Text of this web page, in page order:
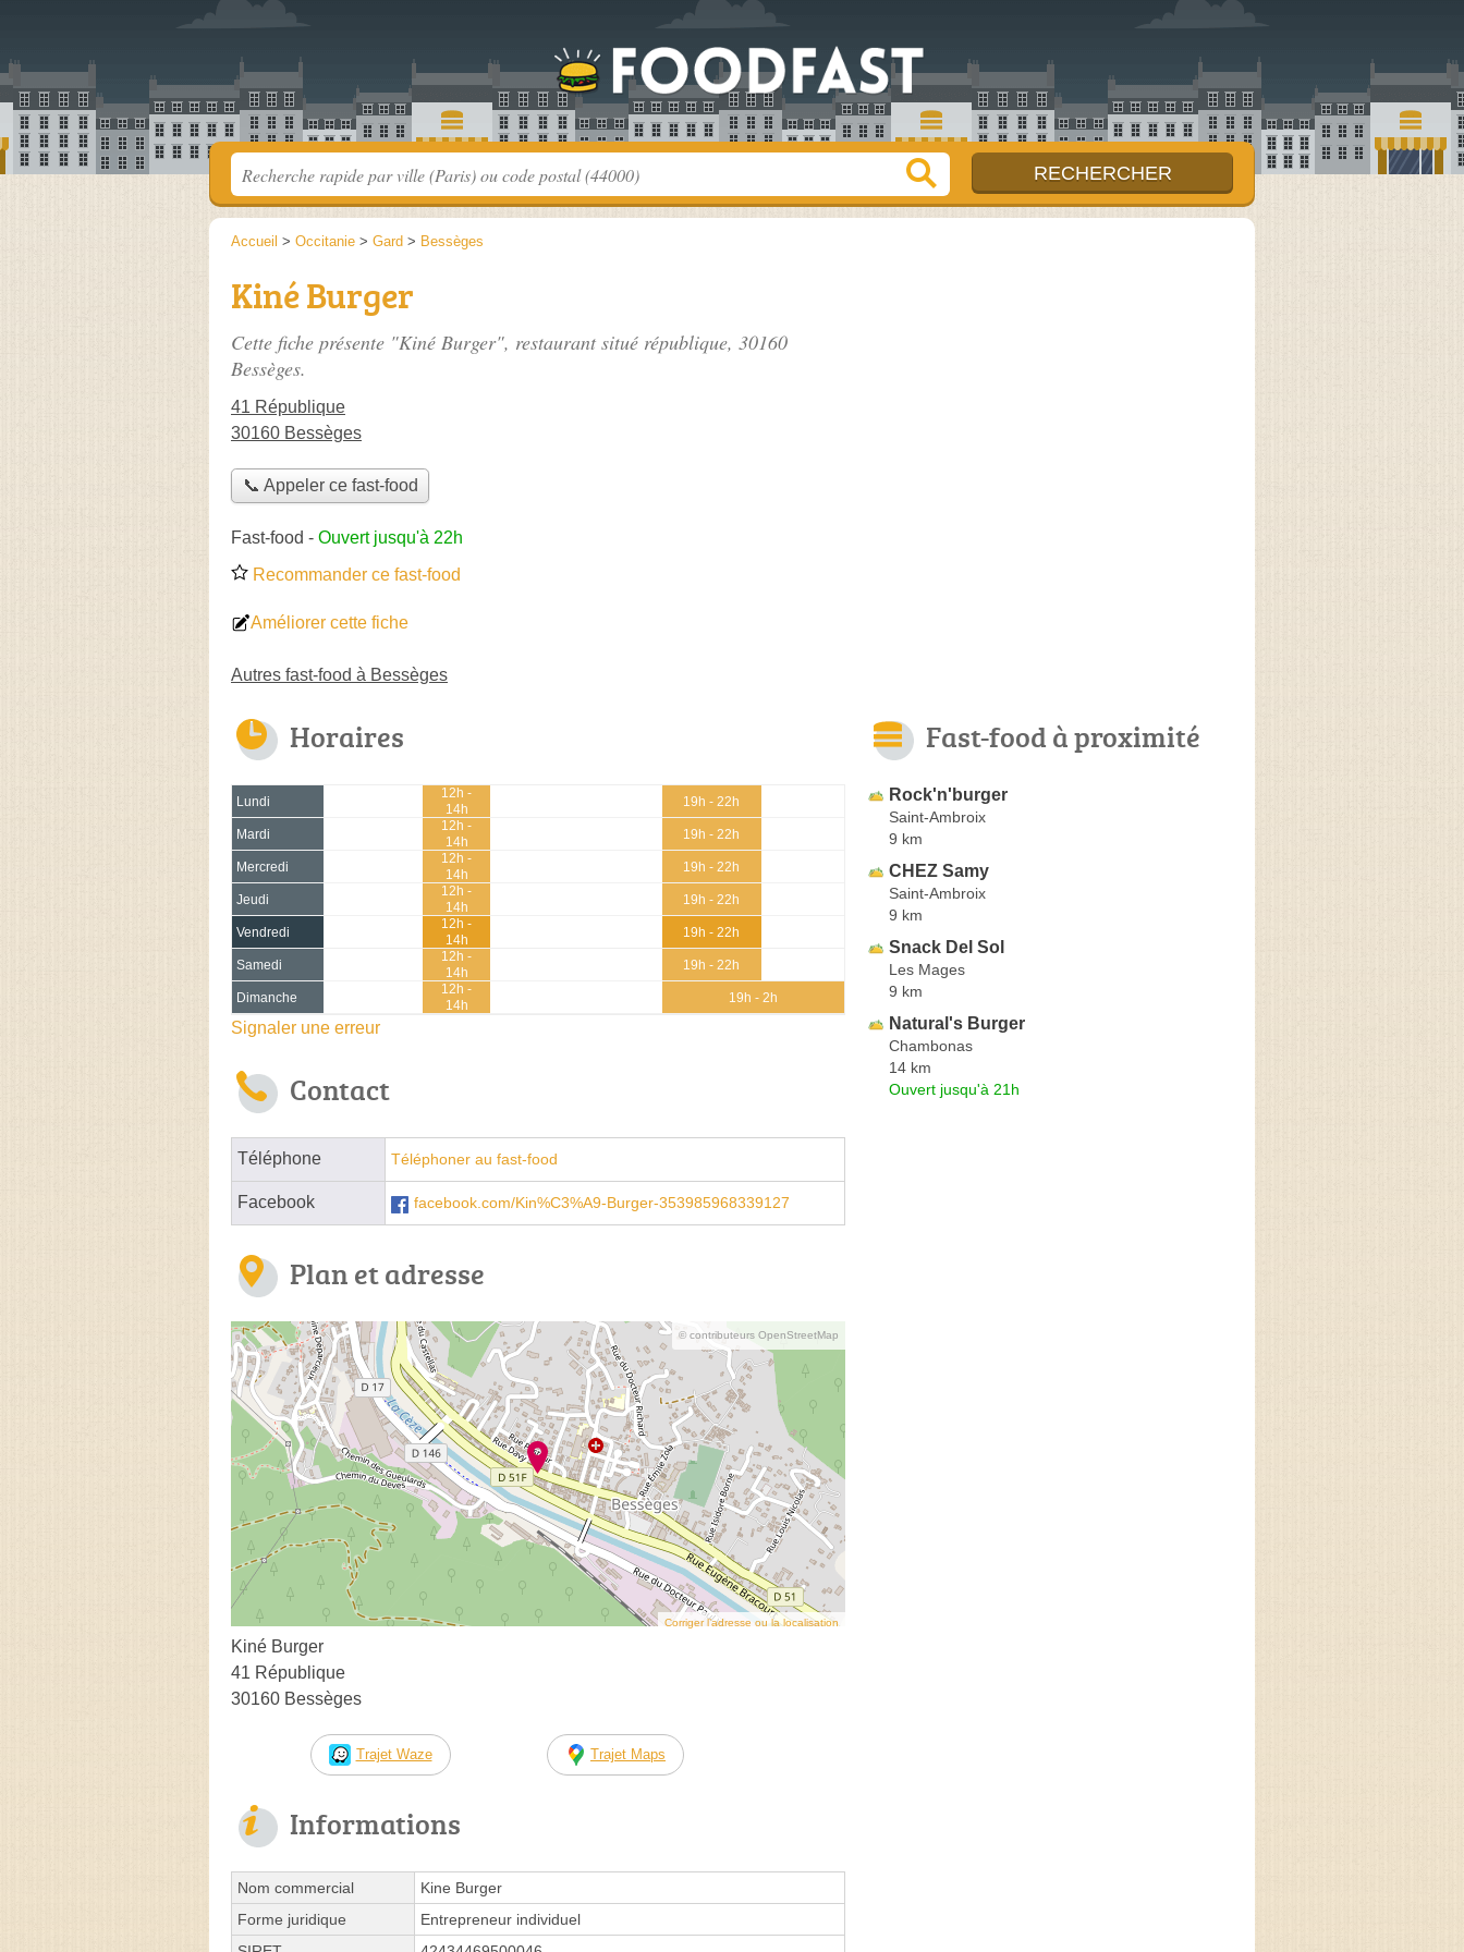
Accueil > Occitanie > Gard > Bessèges
Kiné Burger
Cette fiche présente "Kiné Burger", restaurant situé république, 30160
Bessèges.
41 République
30160 Bessèges
📞 Appeler ce fast-food
Fast-food - Ouvert jusqu'à 22h
Recommander ce fast-food
Améliorer cette fiche
Autres fast-food à Bessèges
Horaires
Lundi
12h -
14h
19h - 22h
Mardi
12h -
14h
19h - 22h
Mercredi
12h -
14h
19h - 22h
Jeudi
12h -
14h
19h - 22h
Vendredi
12h -
14h
19h - 22h
Samedi
12h -
14h
19h - 22h
Dimanche
12h -
14h
19h - 2h
Signaler une erreur
Contact
Téléphone Téléphoner au fast-food
Facebook facebook.com/Kin%C3%A9-Burger-353985968339127
Plan et adresse
© contributeurs OpenStreetMap
Corriger l’adresse ou la localisation
Kiné Burger
41 République
30160 Bessèges
Trajet Waze Trajet Maps
Informations
Nom commercial
Kine Burger
Forme juridique
Entrepreneur individuel
Fast-food à proximité
Rock'n'burger
Saint-Ambroix
9 km
CHEZ Samy
Saint-Ambroix
9 km
Snack Del Sol
Les Mages
9 km
Natural's Burger
Chambonas
14 km
Ouvert jusqu'à 21h